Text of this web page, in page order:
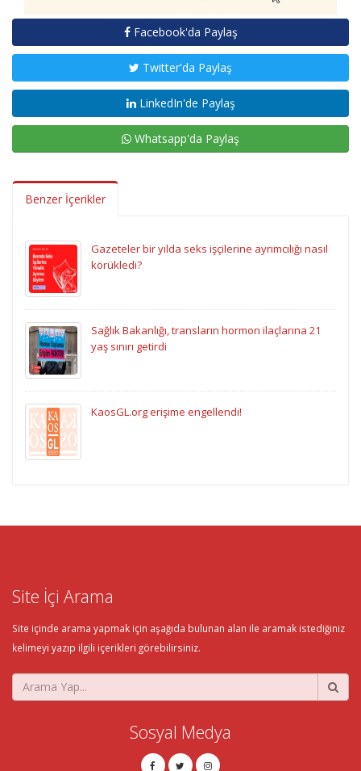
Facebook'da Paylaş
Twitter'da Paylaş
LinkedIn'de Paylaş
Whatsapp'da Paylaş
Benzer İçerikler
Gazeteler bir yılda seks işçilerine ayrımcılığı nasıl
körükledi?
Sağlık Bakanlığı, transların hormon ilaçlarına 21
yaş sınırı getirdi
KaosGL.org erişime engellendi!
Site İçi Arama
Site içinde arama yapmak için aşağıda bulunan alan ile aramak istediğiniz
kelimeyi yazıp ilgili içerikleri görebilirsiniz.
Sosyal Medya